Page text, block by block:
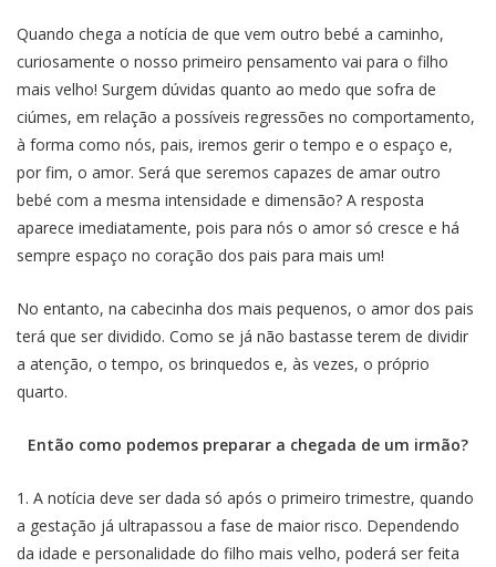
Quando chega a notícia de que vem outro bebé a caminho,
curiosamente o nosso primeiro pensamento vai para o filho
mais velho! Surgem dúvidas quanto ao medo que sofra de
ciúmes, em relação a possíveis regressões no comportamento,
à forma como nós, pais, iremos gerir o tempo e o espaço e,
por fim, o amor. Será que seremos capazes de amar outro
bebé com a mesma intensidade e dimensão? A resposta
aparece imediatamente, pois para nós o amor só cresce e há
sempre espaço no coração dos pais para mais um!
No entanto, na cabecinha dos mais pequenos, o amor dos pais
terá que ser dividido. Como se já não bastasse terem de dividir
a atenção, o tempo, os brinquedos e, às vezes, o próprio
quarto.
Então como podemos preparar a chegada de um irmão?
1. A notícia deve ser dada só após o primeiro trimestre, quando
a gestação já ultrapassou a fase de maior risco. Dependendo
da idade e personalidade do filho mais velho, poderá ser feita